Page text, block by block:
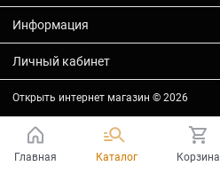
Информация
Личный кабинет
Открыть интернет магазин © 2026
Главная Каталог Корзина